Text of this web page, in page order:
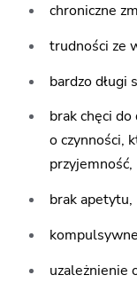
chroniczne
trudności ze
bardzo długi
brak chęci do
o czynności,
przyjemność,
brak apetytu,
uzależnienie